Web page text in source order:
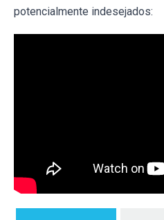
potencialmente indesejados: